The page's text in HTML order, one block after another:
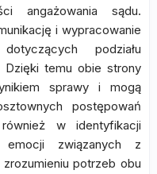
angażowania sądu.
i wypracowanie
podziału
temu obie strony
sprawy i mogą
postępowań
w identyfikacji
emocji związanych z
potrzeb obu